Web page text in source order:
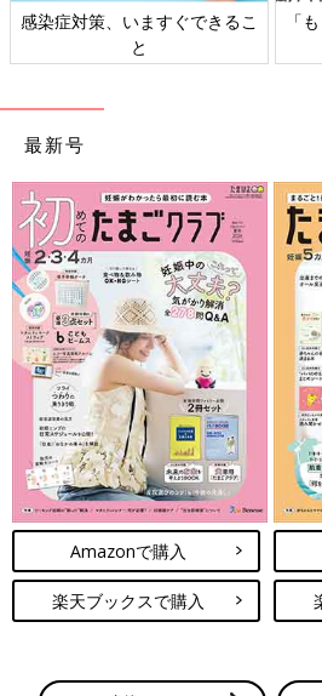
感染症対策、いますぐできるこ
と
「
最新号
Amazonで購入
楽天ブックスで購入